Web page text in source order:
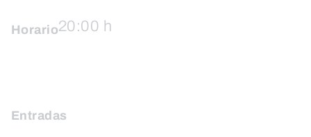
Horario20:00 h
Entradas